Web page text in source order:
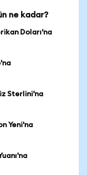
ne kadar?
Doları'na
Sterlini'na
Yeni'na